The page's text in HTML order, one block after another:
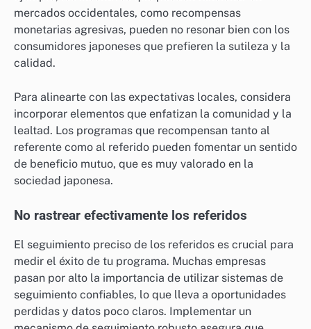
mercados occidentales, como recompensas
monetarias agresivas, pueden no resonar bien con los
consumidores japoneses que prefieren la sutileza y la
calidad.
Para alinearte con las expectativas locales, considera
incorporar elementos que enfatizan la comunidad y la
lealtad. Los programas que recompensan tanto al
referente como al referido pueden fomentar un sentido
de beneficio mutuo, que es muy valorado en la
sociedad japonesa.
No rastrear efectivamente los referidos
El seguimiento preciso de los referidos es crucial para
medir el éxito de tu programa. Muchas empresas
pasan por alto la importancia de utilizar sistemas de
seguimiento confiables, lo que lleva a oportunidades
perdidas y datos poco claros. Implementar un